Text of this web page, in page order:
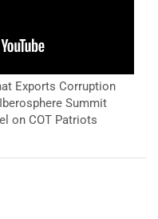
Exports Corruption
Summit
on COT Patriots